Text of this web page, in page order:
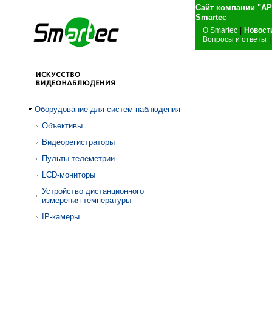
Сайт компании
О Smartec
Вопросы и ответы
Оборудование для систем наблюдения
Объективы
Видеорегистраторы
Пульты телеметрии
LCD-мониторы
Устройство дистанционного
измерения температуры
IP-камеры